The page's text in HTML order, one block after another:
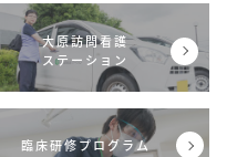
大原訪問看護
ステーション
臨床研修プログラム